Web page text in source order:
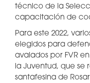
técnico de la
capacitación de
Para este 2022,
elegidos para
avalados por FVR
la Juventud, que se
santafesina de